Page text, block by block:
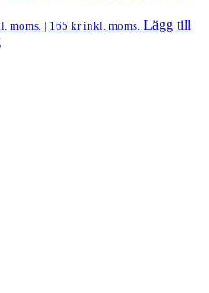
moms. | 165 krinkl. moms. Lägg till